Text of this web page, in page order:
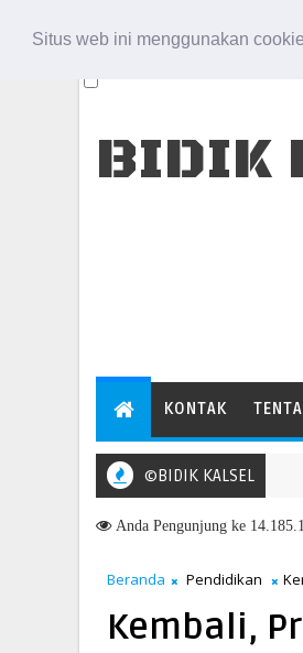
Situs web ini menggunakan
BIDIK
KONTAK
©BIDIK KALSEL
Soal Layanan di Kanwil BPN Provinsi
Anda Pengunjung ke
Beranda Pendidikan
Kembali,